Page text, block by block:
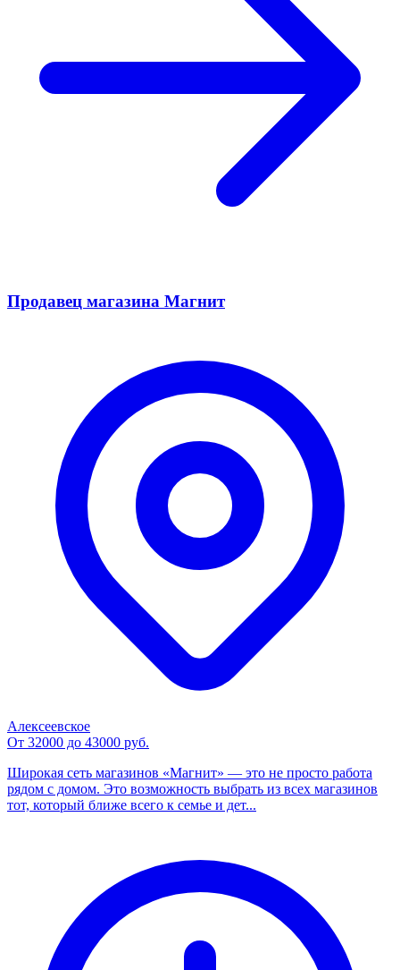
Продавец магазина Магнит
Алексеевское
От 32000 до 43000 руб.
Широкая сеть магазинов «Магнит» — это не просто работа
рядом с домом. Это возможность выбрать из всех магазинов
тот, который ближе всего к семье и дет...